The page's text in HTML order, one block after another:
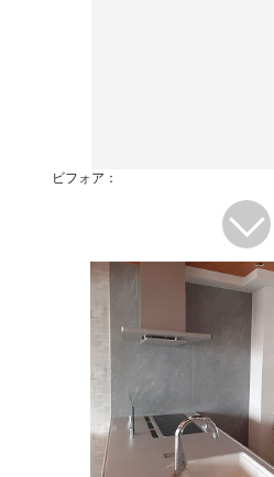
ビフォア：